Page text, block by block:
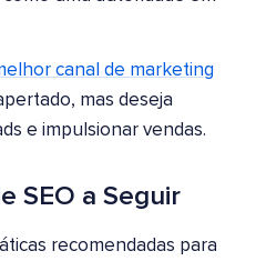
canal de marketing
mas deseja
e impulsionar vendas.
SEO a Seguir
recomendadas para